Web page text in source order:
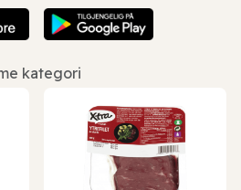
kategori